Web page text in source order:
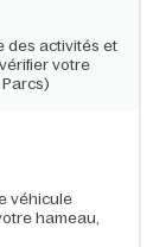
des activités et
votre
véhicule
hameau,